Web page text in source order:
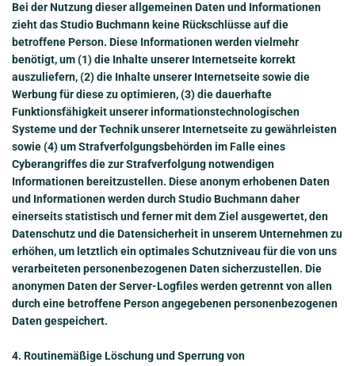
Bei der Nutzung dieser allgemeinen Daten und Informationen
zieht das Studio Buchmann keine Rückschlüsse auf die
betroffene Person. Diese Informationen werden vielmehr
benötigt, um (1) die Inhalte unserer Internetseite korrekt
auszuliefern, (2) die Inhalte unserer Internetseite sowie die
Werbung für diese zu optimieren, (3) die dauerhafte
Funktionsfähigkeit unserer informationstechnologischen
Systeme und der Technik unserer Internetseite zu gewährleisten
sowie (4) um Strafverfolgungsbehörden im Falle eines
Cyberangriffes die zur Strafverfolgung notwendigen
Informationen bereitzustellen. Diese anonym erhobenen Daten
und Informationen werden durch Studio Buchmann daher
einerseits statistisch und ferner mit dem Ziel ausgewertet, den
Datenschutz und die Datensicherheit in unserem Unternehmen zu
erhöhen, um letztlich ein optimales Schutzniveau für die von uns
verarbeiteten personenbezogenen Daten sicherzustellen. Die
anonymen Daten der Server-Logfiles werden getrennt von allen
durch eine betroffene Person angegebenen personenbezogenen
Daten gespeichert.
4. Routinemäßige Löschung und Sperrung von